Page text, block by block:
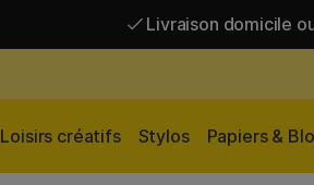
Livraison domicile
Loisirs créatifs Stylos Papiers &